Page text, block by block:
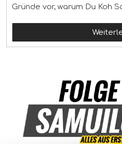
Gründe vor, warum Du Koh